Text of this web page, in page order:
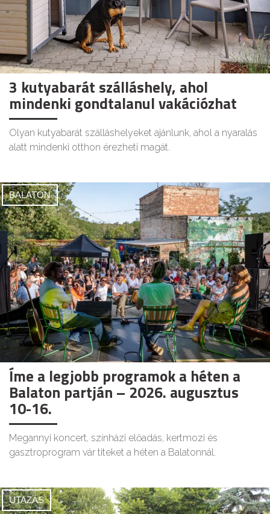
3 kutyabarát szálláshely, ahol
mindenki gondtalanul vakációzhat
Olyan kutyabarát szálláshelyeket ajánlunk, ahol a nyaralás
alatt mindenki otthon érezheti magát.
BALATON
Íme a legjobb programok a héten a
Balaton partján – 2026. augusztus
10-16.
Megannyi koncert, színházi előadás, kertmozi és
gasztroprogram vár titeket a héten a Balatonnál.
UTAZÁS